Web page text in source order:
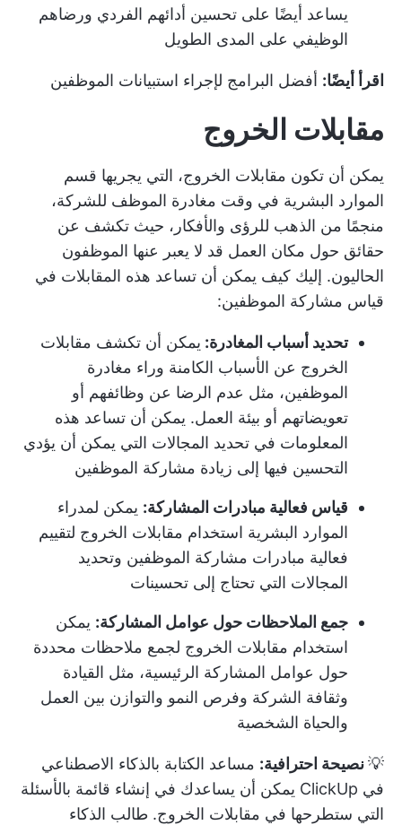
يساعد أيضًا على تحسين أدائهم الفردي ورضاهم
الوظيفي على المدى الطويل
اقرأ أيضًا: أفضل البرامج لإجراء استبيانات الموظفين
مقابلات الخروج
يمكن أن تكون مقابلات الخروج، التي يجريها قسم
الموارد البشرية في وقت مغادرة الموظف للشركة،
منجمًا من الذهب للرؤى والأفكار، حيث تكشف عن
حقائق حول مكان العمل قد لا يعبر عنها الموظفون
الحاليون. إليك كيف يمكن أن تساعد هذه المقابلات في
قياس مشاركة الموظفين:
تحديد أسباب المغادرة: يمكن أن تكشف مقابلات
الخروج عن الأسباب الكامنة وراء مغادرة
الموظفين، مثل عدم الرضا عن وظائفهم أو
تعويضاتهم أو بيئة العمل. يمكن أن تساعد هذه
المعلومات في تحديد المجالات التي يمكن أن يؤدي
التحسين فيها إلى زيادة مشاركة الموظفين
قياس فعالية مبادرات المشاركة: يمكن لمدراء
الموارد البشرية استخدام مقابلات الخروج لتقييم
فعالية مبادرات مشاركة الموظفين وتحديد
المجالات التي تحتاج إلى تحسينات
جمع الملاحظات حول عوامل المشاركة: يمكن
استخدام مقابلات الخروج لجمع ملاحظات محددة
حول عوامل المشاركة الرئيسية، مثل القيادة
وثقافة الشركة وفرص النمو والتوازن بين العمل
والحياة الشخصية
💡نصيحة احترافية: مساعد الكتابة بالذكاء الاصطناعي
في ClickUp
يمكن أن يساعدك في إنشاء قائمة بالأسئلة
التي ستطرحها في مقابلات الخروج. طالب الذكاء